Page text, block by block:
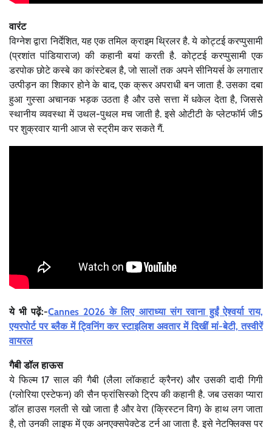
वारंट
विग्नेश द्वारा निर्देशित, यह एक तमिल क्राइम थ्रिलर है. ये कोट्टई करप्पुसामी
(प्रशांत पांडियाराज) की कहानी बयां करती है. कोट्टई करप्पुसामी एक
डरपोक छोटे कस्बे का कांस्टेबल है, जो सालों तक अपने सीनियर्स के लगातार
उत्पीड़न का शिकार होने के बाद, एक क्रूर अपराधी बन जाता है. उसका दबा
हुआ गुस्सा अचानक भड़क उठता है और उसे सत्ता में धकेल देता है, जिससे
स्थानीय व्यवस्था में उथल-पुथल मच जाती है. इसे ओटीटी के प्लेटफॉर्म जी5
पर शुक्रवार यानी आज से स्ट्रीम कर सकते गैं.
ये भी पढ़ें:-Cannes 2026 के लिए आराध्या संग रवाना हुईं ऐश्वर्या राय,
एयरपोर्ट पर ब्लैक में ट्विनिंग कर स्टाइलिश अवतार में दिखीं मां-बेटी, तस्वीरें
वायरल
गैबी डॉल हाऊस
ये फिल्म 17 साल की गैबी (लैला लॉकहार्ट क्रैनर) और उसकी दादी गिगी
(ग्लोरिया एस्टेफन) की सैन फ्रांसिस्को ट्रिप की कहानी है. जब उसका प्यारा
डॉल हाउस गलती से खो जाता है और वेरा (क्रिस्टन विग) के हाथ लग जाता
है, तो उनकी लाइफ में एक अनएक्सपेक्टेड टर्न आ जाता है. इसे नेटफ्लिक्स पर